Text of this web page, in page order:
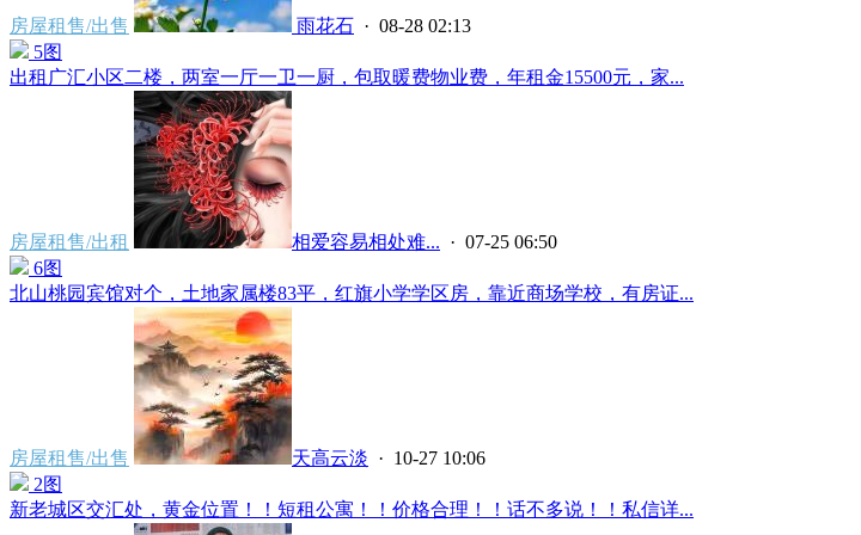
房屋租售/出售 雨花石 · 08-28 02:13
5图
出租广汇小区二楼，两室一厅一卫一厨，包取暖费物业费，年租金15500元，家...
房屋租售/出租 相爱容易相处难... · 07-25 06:50
6图
北山桃园宾馆对个，土地家属楼83平，红旗小学学区房，靠近商场学校，有房证...
房屋租售/出售 天高云淡 · 10-27 10:06
2图
新老城区交汇处，黄金位置！！短租公寓！！价格合理！！话不多说！！私信详...